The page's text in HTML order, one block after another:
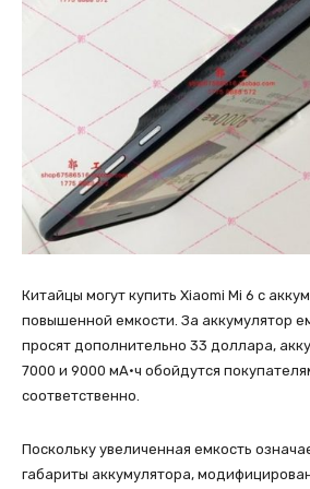
Китайцы могут купить Xiaomi Mi 6 с
повышенной емкости. За аккумулятор
просят дополнительно 33 доллара,
7000 и 9000 мА•ч обойдутся
соответственно.
Поскольку увеличенная емкость
габариты аккумулятора,